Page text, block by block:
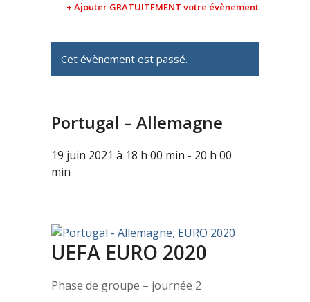
+ Ajouter GRATUITEMENT votre évènement
Cet évènement est passé.
Portugal – Allemagne
19 juin 2021 à 18 h 00 min - 20 h 00
min
UEFA EURO 2020
Phase de groupe – journée 2